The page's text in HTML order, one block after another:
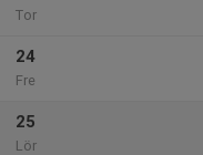
Tor
24
Fre
25
Lör